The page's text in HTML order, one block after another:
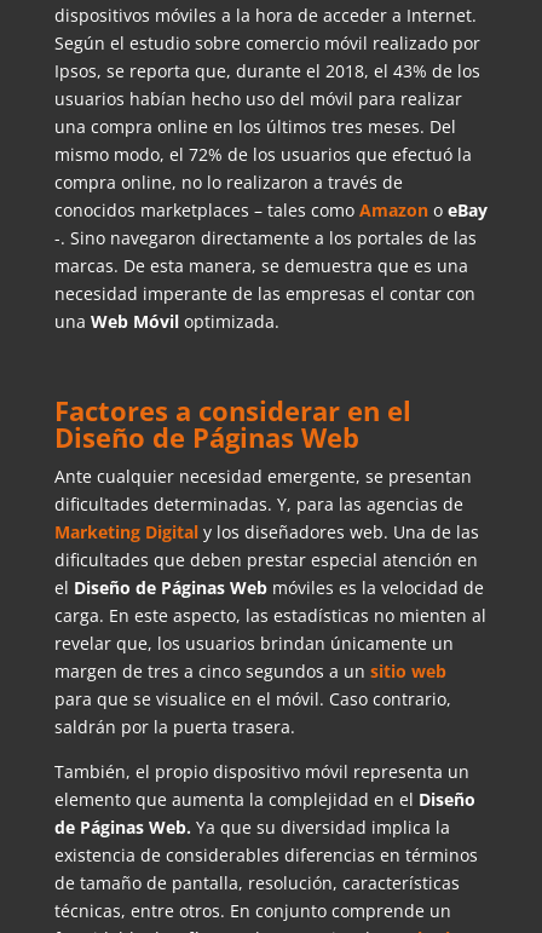
dispositivos móviles a la hora de acceder a Internet.
Según el estudio sobre comercio móvil realizado por
Ipsos, se reporta que, durante el 2018, el 43% de los
usuarios habían hecho uso del móvil para realizar
una compra online en los últimos tres meses. Del
mismo modo, el 72% de los usuarios que efectuó la
compra online, no lo realizaron a través de
conocidos marketplaces – tales como Amazono eBay
-. Sino navegaron directamente a los portales de las
marcas. De esta manera, se demuestra que es una
necesidad imperante de las empresas el contar con
una Web Móviloptimizada.
Factores a considerar en el
Diseño de Páginas Web
Ante cualquier necesidad emergente, se presentan
dificultades determinadas. Y, para las agencias de
Marketing Digitaly los diseñadores web. Una de las
dificultades que deben prestar especial atención en
el Diseño de Páginas Webmóviles es la velocidad de
carga. En este aspecto, las estadísticas no mienten al
revelar que, los usuarios brindan únicamente un
margen de tres a cinco segundos a un sitio web
para que se visualice en el móvil. Caso contrario,
saldrán por la puerta trasera.
También, el propio dispositivo móvil representa un
elemento que aumenta la complejidad en el Diseño
de Páginas Web. Ya que su diversidad implica la
existencia de considerables diferencias en términos
de tamaño de pantalla, resolución, características
técnicas, entre otros. En conjunto comprende un